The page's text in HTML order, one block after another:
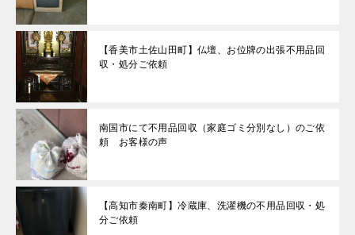
【香美市土佐山田町】仏壇、お位牌の出張不用品回
収・処分ご依頼
南国市にて不用品回収（家庭ゴミ分別なし）のご依
頼 お客様の声
【高知市秦南町】冷蔵庫、洗濯機の不用品回収・処
分ご依頼